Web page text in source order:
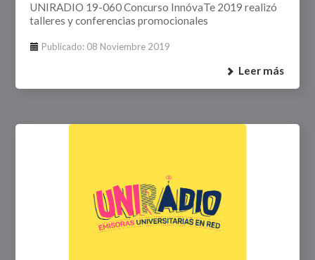
UNIRADIO 19-060 Concurso InnóvaTe 2019 realizó
talleres y conferencias promocionales
Publicado: 08 Noviembre 2019
Leer más